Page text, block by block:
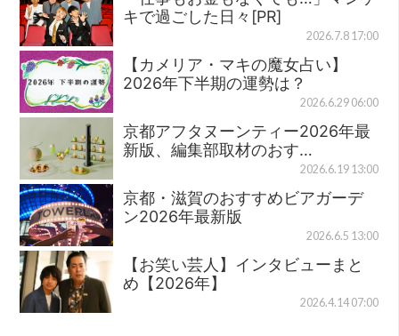
キで過ごした日々[PR]
2026.7.8 17:00
【カメリア・マキの魔女占い】
2026年下半期の運勢は？
2026.6.29 06:00
京都アフタヌーンティー2026年最
新版、編集部取材のおす…
2026.6.19 13:00
京都・滋賀のおすすめビアガーデ
ン2026年最新版
2026.6.5 13:00
【お笑い芸人】インタビューまと
め【2026年】
2026.4.14 07:00